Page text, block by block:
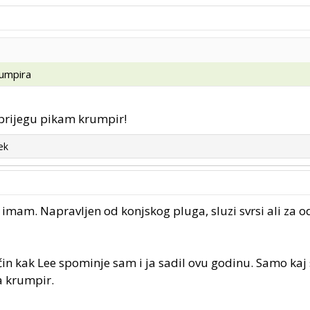
pikam krumpir!
Napravljen od konjskog pluga, sluzi svrsi ali za
kak Lee spominje sam i ja sadil ovu godinu. Samo
krumpir.